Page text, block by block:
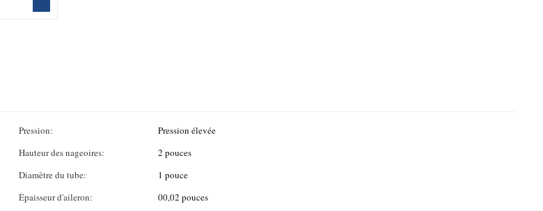
Pression:
Pression élevée
Hauteur des nageoires:
2 pouces
Diamètre du tube:
1 pouce
Épaisseur d'aileron:
00,02 pouces